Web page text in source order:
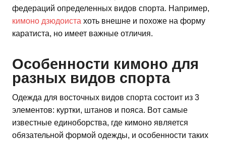
федераций определенных видов спорта. Например,
кимоно дзюдоиста хоть внешне и похоже на форму
каратиста, но имеет важные отличия.
Особенности кимоно для
разных видов спорта
Одежда для восточных видов спорта состоит из 3
элементов: куртки, штанов и пояса. Вот самые
известные единоборства, где кимоно является
обязательной формой одежды, и особенности таких